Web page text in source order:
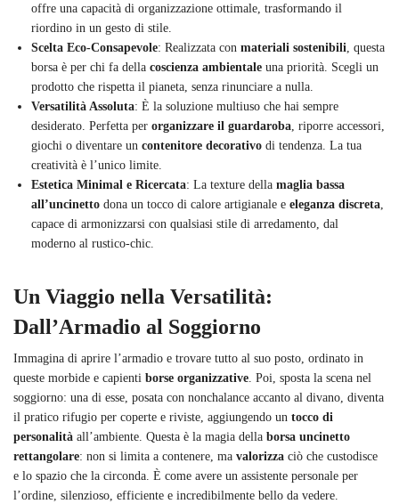
offre una capacità di organizzazione ottimale, trasformando il
riordino in un gesto di stile.
Scelta Eco-Consapevole: Realizzata con materiali sostenibili, questa
borsa è per chi fa della coscienza ambientale una priorità. Scegli un
prodotto che rispetta il pianeta, senza rinunciare a nulla.
Versatilità Assoluta: È la soluzione multiuso che hai sempre
desiderato. Perfetta per organizzare il guardaroba, riporre accessori,
giochi o diventare un contenitore decorativo di tendenza. La tua
creatività è l’unico limite.
Estetica Minimal e Ricercata: La texture della maglia bassa
all’uncinetto dona un tocco di calore artigianale e eleganza discreta,
capace di armonizzarsi con qualsiasi stile di arredamento, dal
moderno al rustico-chic.
Un Viaggio nella Versatilità:
Dall’Armadio al Soggiorno
Immagina di aprire l’armadio e trovare tutto al suo posto, ordinato in
queste morbide e capienti borse organizzative. Poi, sposta la scena nel
soggiorno: una di esse, posata con nonchalance accanto al divano, diventa
il pratico rifugio per coperte e riviste, aggiungendo un tocco di
personalità all’ambiente. Questa è la magia della borsa uncinetto
rettangolare: non si limita a contenere, ma valorizza ciò che custodisce
e lo spazio che la circonda. È come avere un assistente personale per
l’ordine, silenzioso, efficiente e incredibilmente bello da vedere.